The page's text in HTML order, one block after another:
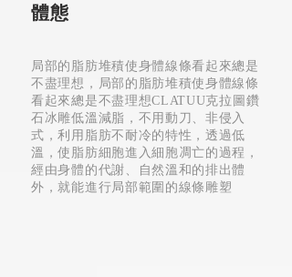
體態
局部的脂肪堆積使身體線條看起來總是
不盡理想，局部的脂肪堆積使身體線條
看起來總是不盡理想CLATUU克拉圖鑽
石冰雕低溫減脂，不用動刀、非侵入
式，利用脂肪不耐冷的特性，透過低
溫，使脂肪細胞進入細胞凋亡的過程，
經由身體的代謝、自然溫和的排出體
外，就能進行局部範圍的線條雕塑